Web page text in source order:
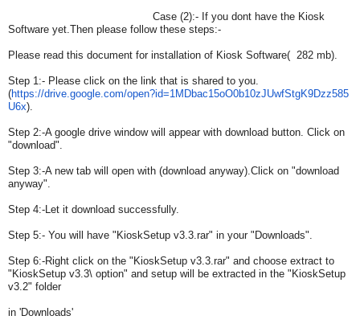
Case (2):- If you dont have the Kiosk
Software yet.Then please follow these steps:-
Please read this document for installation of Kiosk Software( 282 mb).
Step 1:- Please click on the link that is shared to you.
(https://drive.google.com/open?id=1MDbac15oO0b10zJUwfStgK9Dzz585
U6x).
Step 2:-A google drive window will appear with download button. Click on
"download".
Step 3:-A new tab will open with (download anyway).Click on "download
anyway".
Step 4:-Let it download successfully.
Step 5:- You will have "KioskSetup v3.3.rar" in your "Downloads".
Step 6:-Right click on the "KioskSetup v3.3.rar" and choose extract to
"KioskSetup v3.3\ option" and setup will be extracted in the "KioskSetup
v3.2" folder
in 'Downloads'